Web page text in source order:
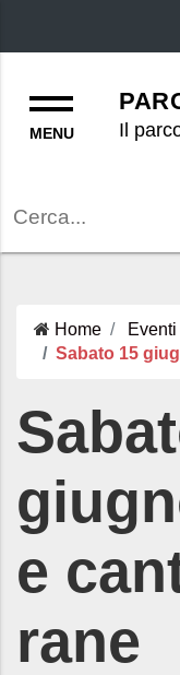
Il
Home Eventi
Sabato 15
e
rane